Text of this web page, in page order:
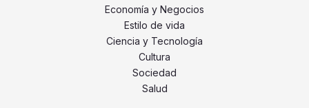
Economía y Negocios
Estilo de vida
Ciencia y Tecnología
Cultura
Sociedad
Salud